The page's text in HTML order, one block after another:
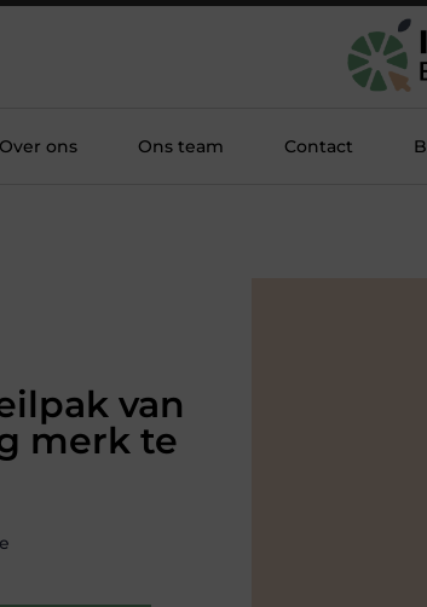
Over ons Ons team Contact
van
merk te